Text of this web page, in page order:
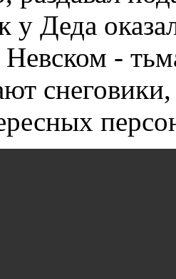
у Деда
Невском -